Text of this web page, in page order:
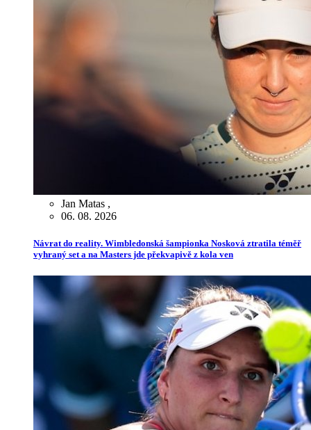
Jan Matas ,
06. 08. 2026
Návrat do reality. Wimbledonská šampionka Nosková ztratila téměř
vyhraný set a na Masters jde překvapivě z kola ven